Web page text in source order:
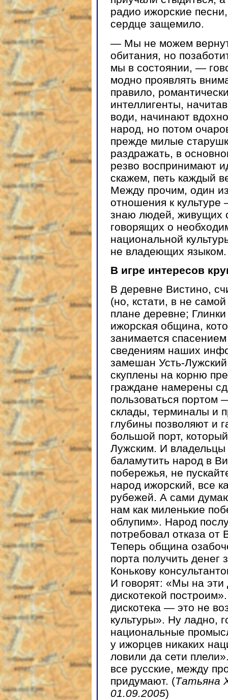
радио ижорские
сердце защемило.
— Мы не можем
обитания, но
мы в состоянии, —
модно проявлять
правило,
интеллигенты,
води, начинают
народ, но потом
прежде милые
раздражать, в
резво воспринимают
скажем, петь каждый
Между прочим, один
отношения к
знаю людей, живущих
говорящих о
национальной
не владеющих языком.
В игре интересов
В деревне Вистино,
(но, кстати, в не
плане деревне;
ижорская община,
занимается
сведениям наших
замешан Усть-
скуплены на корню
граждане намерены
пользоваться портом
склады, терминалы и
глубины позволяют и
большой порт,
Лужским. И владельцы
баламутить народ в
побережья, не
народ ижорский, все
рубежей. А сами
нам как миленькие
облупим». Народ
потребовал отказа от
Теперь община
порта получить денег
Конькову
И говорят: «Мы на эти
дискотекой
дискотека — это не
культуры». Ну ладно,
национальные
у ижорцев никаких
ловили да сети
все русские, между
придумают. (Татьяна
01.09.2005)